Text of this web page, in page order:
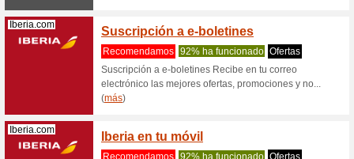
Latamairline...